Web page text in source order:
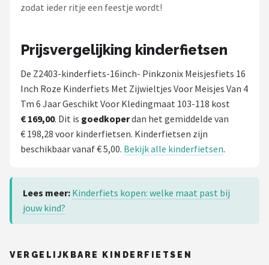
zodat ieder ritje een feestje wordt!
Prijsvergelijking kinderfietsen
De Z2403-kinderfiets-16inch- Pinkzonix Meisjesfiets 16
Inch Roze Kinderfiets Met Zijwieltjes Voor Meisjes Van 4
Tm 6 Jaar Geschikt Voor Kledingmaat 103-118 kost
€ 169,00. Dit is goedkoperdan het gemiddelde van
€ 198,28 voor kinderfietsen. Kinderfietsen zijn
beschikbaar vanaf € 5,00. Bekijk alle kinderfietsen.
Lees meer: Kinderfiets kopen: welke maat past bij
jouw kind?
VERGELIJKBARE KINDERFIETSEN